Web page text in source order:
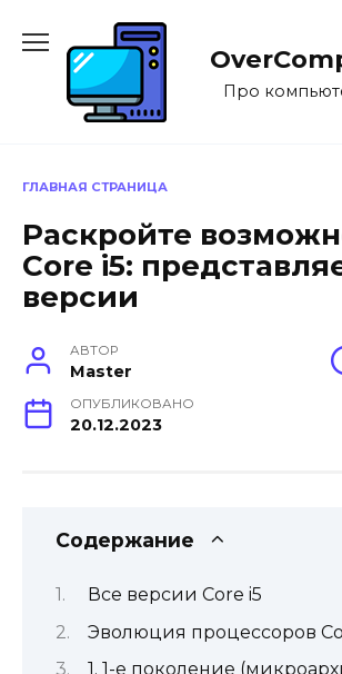
содержанию
Про
ГЛАВНАЯ СТРАНИЦА
Раскройте
Core i5:
версии
АВТОР
Master
ОПУБЛИКОВАНО
20.12.2023
Содержание
Все версии Core i5
Эволюция процессоров
1. 1-е поколение